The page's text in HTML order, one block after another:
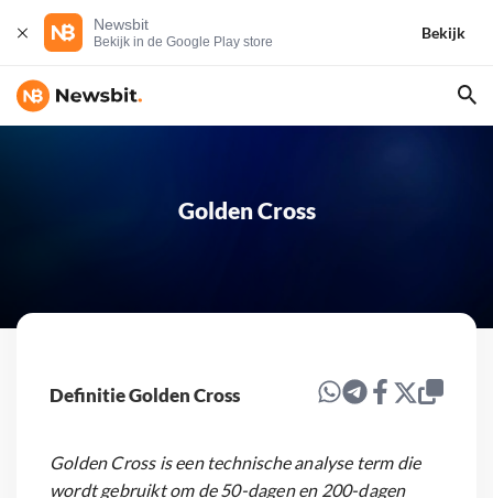
Newsbit
Bekijk in de Google Play store
Bekijk
Golden Cross
Definitie Golden Cross
Golden Cross is een technische analyse term die
wordt gebruikt om de 50-dagen en 200-dagen